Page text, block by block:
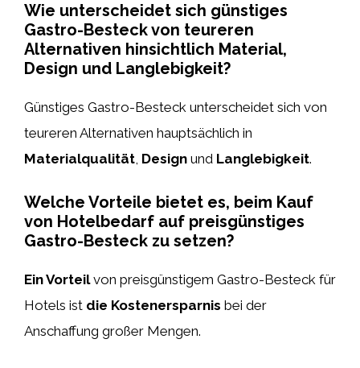
Wie unterscheidet sich günstiges
Gastro-Besteck von teureren
Alternativen hinsichtlich Material,
Design und Langlebigkeit?
Günstiges Gastro-Besteck unterscheidet sich von
teureren Alternativen hauptsächlich in
Materialqualität, Design und Langlebigkeit.
Welche Vorteile bietet es, beim Kauf
von Hotelbedarf auf preisgünstiges
Gastro-Besteck zu setzen?
Ein Vorteilvon preisgünstigem Gastro-Besteck für
Hotels ist die Kostenersparnis bei der
Anschaffung großer Mengen.